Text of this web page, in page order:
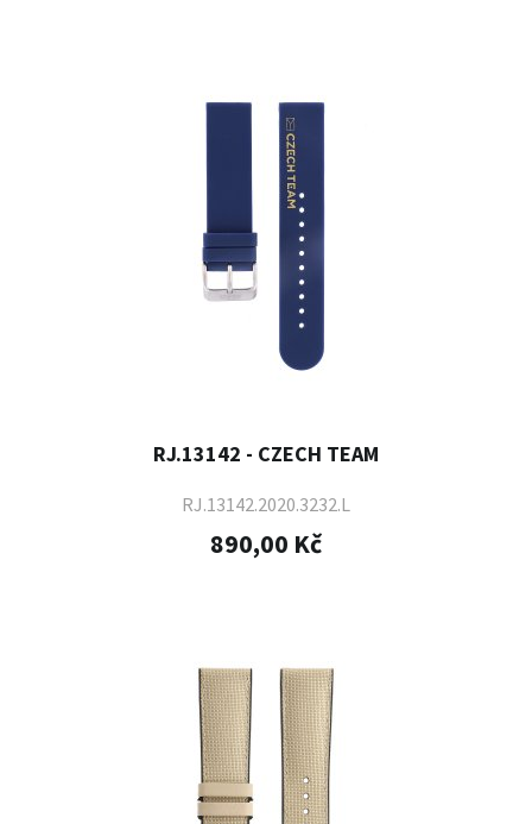
RJ.13142 - CZECH TEAM
RJ.13142.2020.3232.L
890,00 Kč